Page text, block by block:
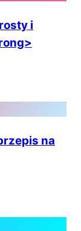
i
na